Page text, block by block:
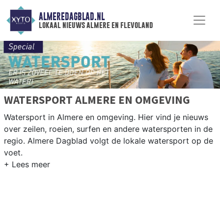
ALMEREDAGBLAD.NL
lokaal nieuws almere en flevoland
WATERSPORT ALMERE EN OMGEVING
Watersport in Almere en omgeving. Hier vind je nieuws
over zeilen, roeien, surfen en andere watersporten in de
regio. Almere Dagblad volgt de lokale watersport op de
voet.